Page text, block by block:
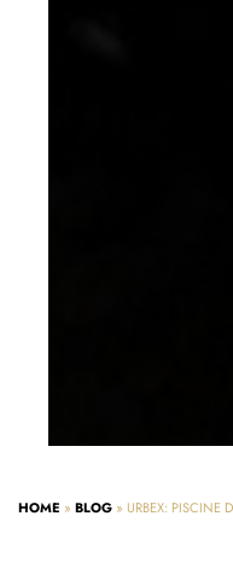
HOME » BLOG » URBEX: PISCINE